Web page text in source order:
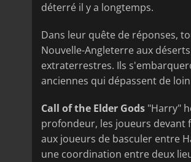
déterré il y a longtemps.
Dans leur quête de réponses,
Nouvelle-Angleterre aux
extraterrestres. Ils
anciennes qui dépassent de
Call of the Elder Gods "Harry"
profondeur, les joueurs devant
aux joueurs de basculer entre
une coordination entre deux